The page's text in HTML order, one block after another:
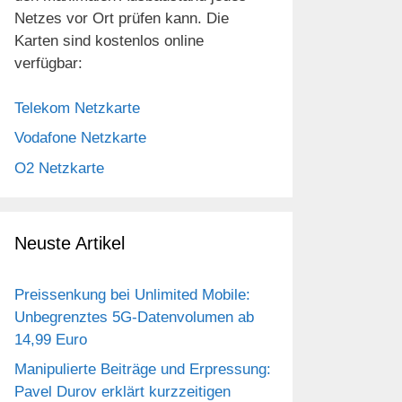
Netzes vor Ort prüfen kann. Die
Karten sind kostenlos online
verfügbar:
Telekom Netzkarte
Vodafone Netzkarte
O2 Netzkarte
Neuste Artikel
Preissenkung bei Unlimited Mobile:
Unbegrenztes 5G-Datenvolumen ab
14,99 Euro
Manipulierte Beiträge und Erpressung:
Pavel Durov erklärt kurzzeitigen